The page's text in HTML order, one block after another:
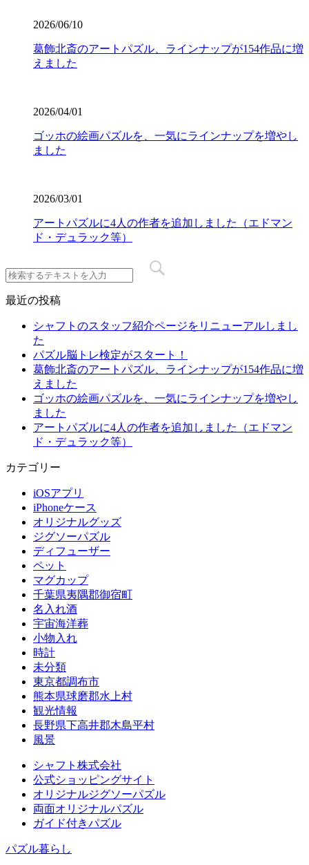
2026/06/10
葛飾北斎のアートパズル、ラインナップが154作品に増
えました
2026/04/01
ゴッホの絵画パズルを、一気にラインナップを増やし
ました
2026/03/01
アートパズルに4人の作者を追加しました（エドマン
ド・デュラック等）
最近の投稿
シャフトのスタッフ紹介ページをリニューアルしまし
た
パズル脳トレ検定がスタート！
葛飾北斎のアートパズル、ラインナップが154作品に増
えました
ゴッホの絵画パズルを、一気にラインナップを増やし
ました
アートパズルに4人の作者を追加しました（エドマン
ド・デュラック等）
カテゴリー
iOSアプリ
iPhoneケース
オリジナルグッズ
ジグソーパズル
ディフューザー
ペット
マグカップ
千葉県夷隅郡御宿町
名入れ酒
宇宙海洋葬
小物入れ
時計
未分類
東京都調布市
熊本県球磨郡水上村
観光情報
長野県下高井郡木島平村
風景
シャフト株式会社
公式ショッピングサイト
オリジナルジグソーパズル
両面オリジナルパズル
ガイド付きパズル
パズル暮らし